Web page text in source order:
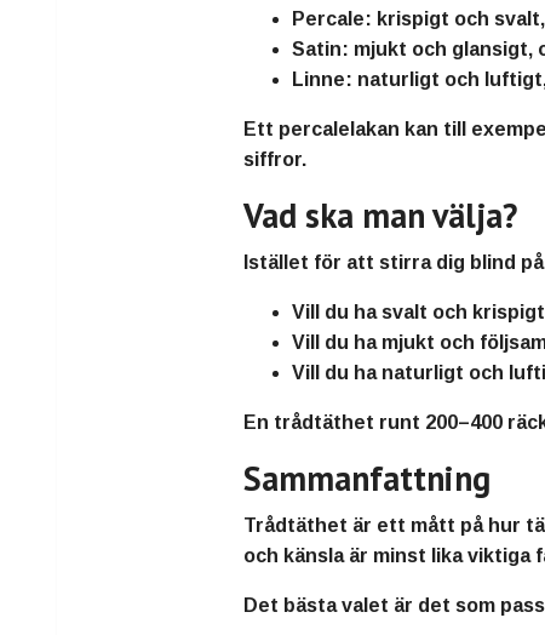
Percale: krispigt och
Satin: mjukt och glansigt,
Linne: naturligt och
Ett percalelakan kan till
siffror.
Vad ska man välja?
Istället för att stirra dig blind
Vill du ha svalt och
Vill du ha mjukt och
Vill du ha naturligt och
En trådtäthet runt 200–400
Sammanfattning
Trådtäthet är ett mått på hur
och känsla är minst lika viktiga
Det bästa valet är det som